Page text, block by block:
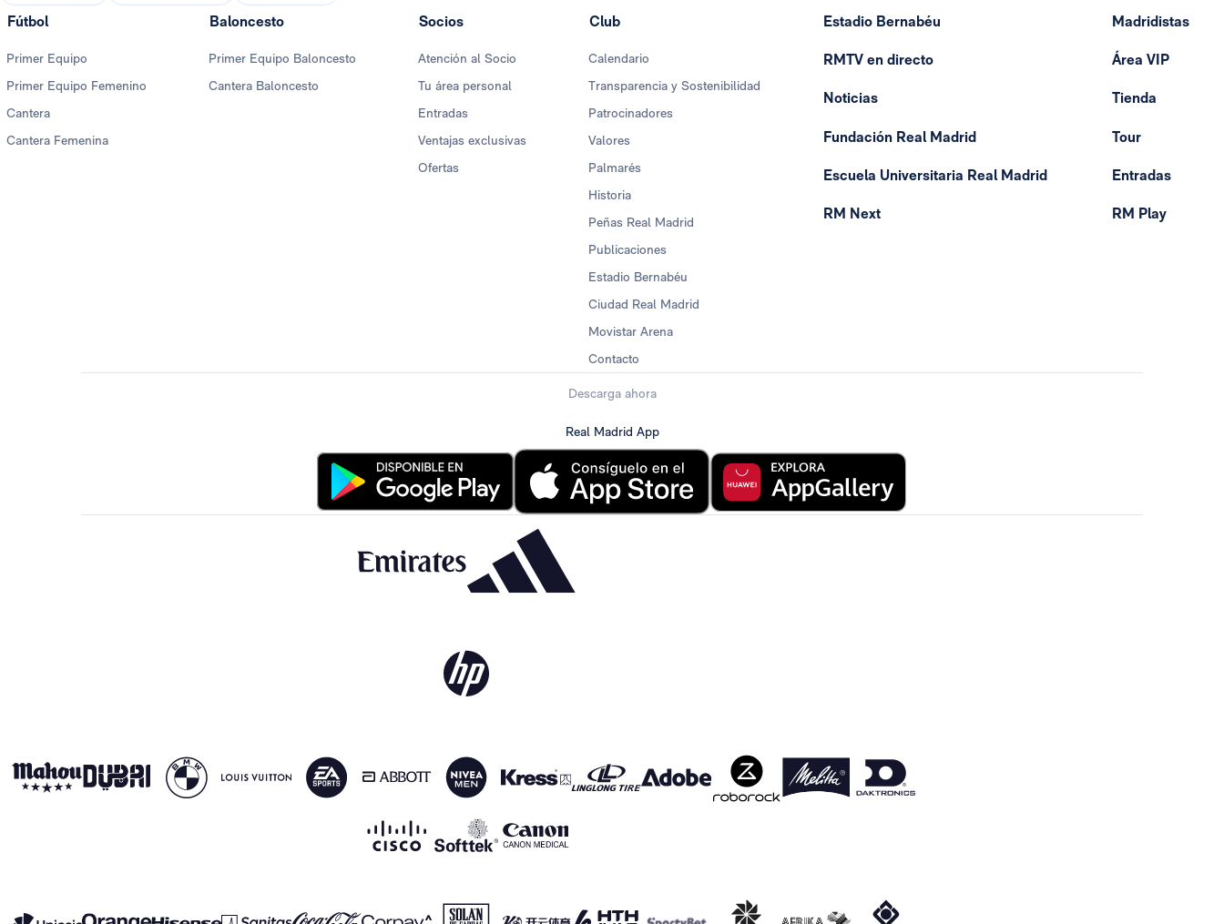
Fútbol
Primer Equipo
Primer Equipo Femenino
Cantera
Cantera Femenina
Baloncesto
Primer Equipo Baloncesto
Cantera Baloncesto
Socios
Atención al Socio
Tu área personal
Entradas
Ventajas exclusivas
Ofertas
Club
Calendario
Transparencia y Sostenibilidad
Patrocinadores
Valores
Palmarés
Historia
Peñas Real Madrid
Publicaciones
Estadio Bernabéu
Ciudad Real Madrid
Movistar Arena
Contacto
Estadio Bernabéu
RMTV en directo
Noticias
Fundación Real Madrid
Escuela Universitaria Real Madrid
RM Next
Madridistas
Área VIP
Tienda
Tour
Entradas
RM Play
Descarga ahora
Real Madrid App